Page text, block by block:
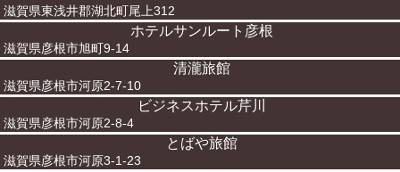
滋賀県東浅井郡湖北町尾上312
ホテルサンルート彦根
滋賀県彦根市旭町9-14
清瀧旅館
滋賀県彦根市河原2-7-10
ビジネスホテル芹川
滋賀県彦根市河原2-8-4
とばや旅館
滋賀県彦根市河原3-1-23